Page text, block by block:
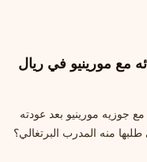
مع مورينيو في ريال
جوزيه مورينيو بعد عودته
منه المدرب البرتغالي؟